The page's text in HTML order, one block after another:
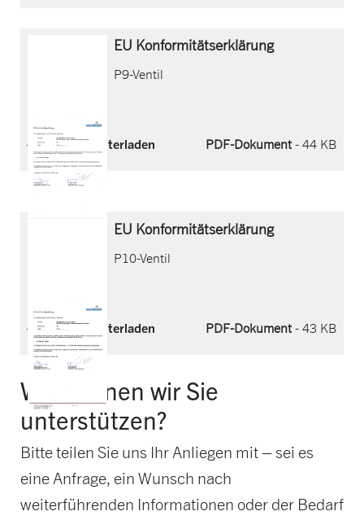
EU Konformitätserklärung
P9-Ventil
Jetzt herunterladen PDF-Dokument- 44 KB
EU Konformitätserklärung
P10-Ventil
Jetzt herunterladen PDF-Dokument- 43 KB
Wie können wir Sie
unterstützen?
Bitte teilen Sie uns Ihr Anliegen mit – sei es
eine Anfrage, ein Wunsch nach
weiterführenden Informationen oder der Bedarf